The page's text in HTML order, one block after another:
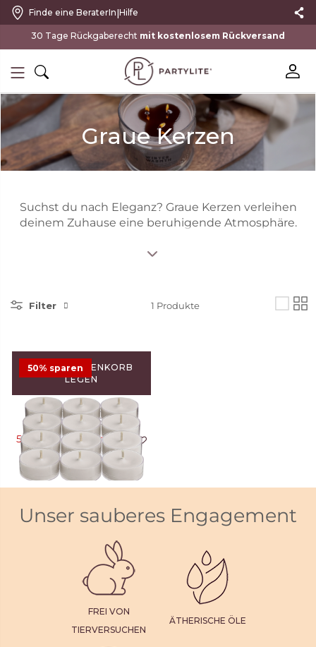
Finde eine BeraterIn|Hilfe
30 Tage Rückgaberecht mit kostenlosem Rückversand
Graue Kerzen
Suchst du nach Eleganz? Graue Kerzen verleihen
deinem Zuhause eine beruhigende Atmosphäre.
Filter 1 Produkte
50% sparen
IN DEN WARENKORB
LEGEN
Duftteelichter Santal &
Cedar, 12 St.
5,88 €
11,75 € Angebot
5
Unser sauberes Engagement
FREI VON
TIERVERSUCHEN
ÄTHERISCHE ÖLE